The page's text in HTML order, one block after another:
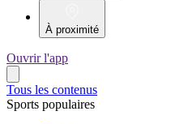
À proximité
Ouvrir l'app
Tous les contenus
Sports populaires